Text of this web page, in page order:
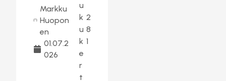
Markku
Huopon
en
01.07.2
026
u
k
u
k
e
r
t
2
8
1